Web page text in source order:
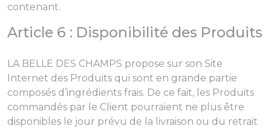
contenant.
Article 6 : Disponibilité des Produits
LA BELLE DES CHAMPS propose sur son Site
Internet des Produits qui sont en grande partie
composés d’ingrédients frais. De ce fait, les Produits
commandés par le Client pourraient ne plus être
disponibles le jour prévu de la livraison ou du retrait